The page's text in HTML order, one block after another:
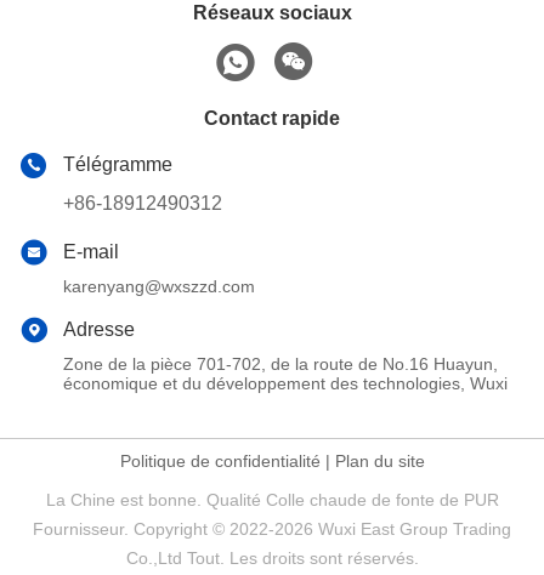
Réseaux sociaux
Contact rapide
Télégramme
+86-18912490312
E-mail
karenyang@wxszzd.com
Adresse
Zone de la pièce 701-702, de la route de No.16 Huayun,
économique et du développement des technologies, Wuxi
Politique de confidentialité | Plan du site
La Chine est bonne. Qualité Colle chaude de fonte de PUR
Fournisseur. Copyright © 2022-2026 Wuxi East Group Trading
Co.,Ltd Tout. Les droits sont réservés.